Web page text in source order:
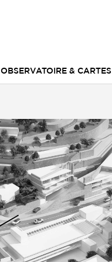
OBSERVATOIRE & CARTES